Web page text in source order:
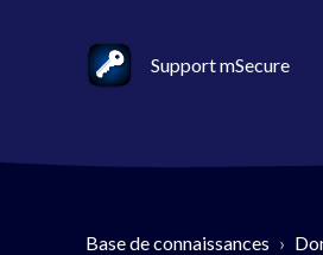
Support mSecure
Base de connaissances